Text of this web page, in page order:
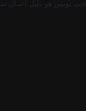
تونس هو دليل أعمال